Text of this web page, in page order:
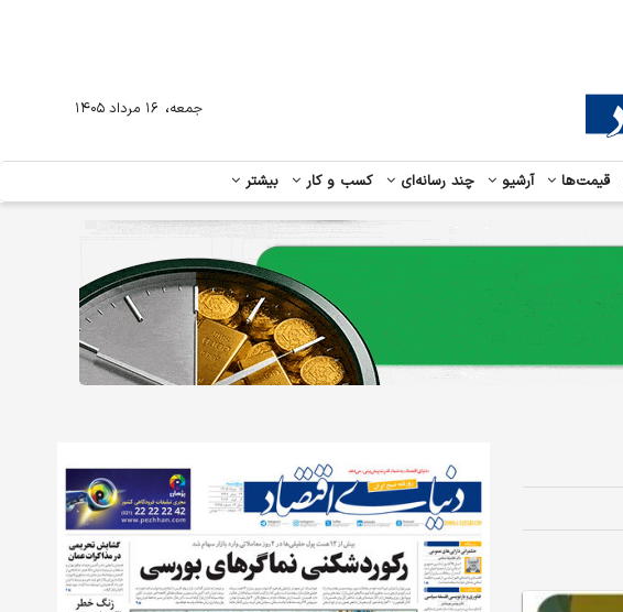
قیمت‌ها آرشیو چند رسانه‌ای کسب و کار بیشتر
جمعه، ۱۶ مرداد ۱۴۰۵